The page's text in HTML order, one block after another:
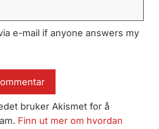
e-mail if anyone answers my
bruker Akismet for å
Finn ut mer om hvordan